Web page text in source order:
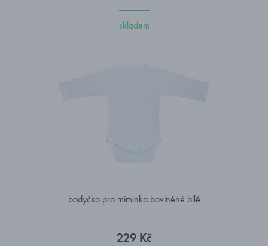
skladem
bodyčko pro miminka bavlněné bílé
229 Kč